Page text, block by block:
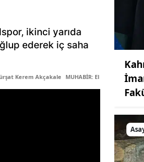
ikinci yarıda
ederek iç saha
Kerem Akçakale MUHABİR: Elife Karaaslan